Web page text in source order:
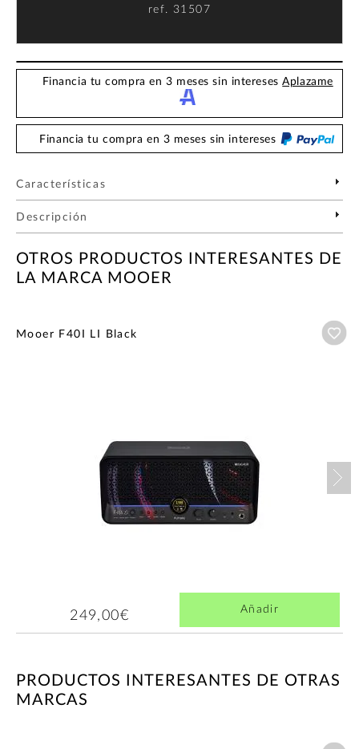
ref. 31507
Financia tu compra en 3 meses sin interesesAplazame
Financia tu compra en 3 meses sin intereses
Características
Descripción
OTROS PRODUCTOS INTERESANTES DE
LA MARCA MOOER
Mooer F40I LI Black
249,00€ Añadir
PRODUCTOS INTERESANTES DE OTRAS
MARCAS